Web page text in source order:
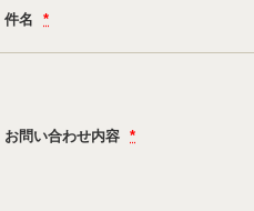
件名 *
お問い合わせ内容 *